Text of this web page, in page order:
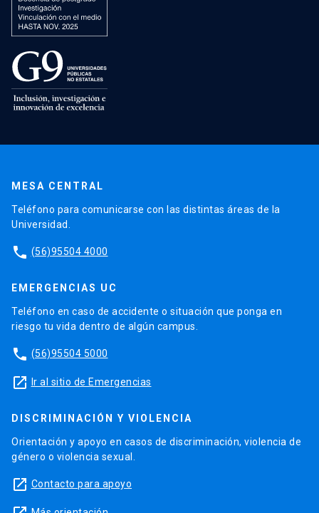
MESA CENTRAL
Teléfono para comunicarse con las distintas áreas de la
Universidad.
phone (56)95504 4000
EMERGENCIAS UC
Teléfono en caso de accidente o situación que ponga en
riesgo tu vida dentro de algún campus.
phone (56)95504 5000
launch Ir al sitio de Emergencias
DISCRIMINACIÓN Y VIOLENCIA
Orientación y apoyo en casos de discriminación, violencia de
género o violencia sexual.
launch Contacto para apoyo